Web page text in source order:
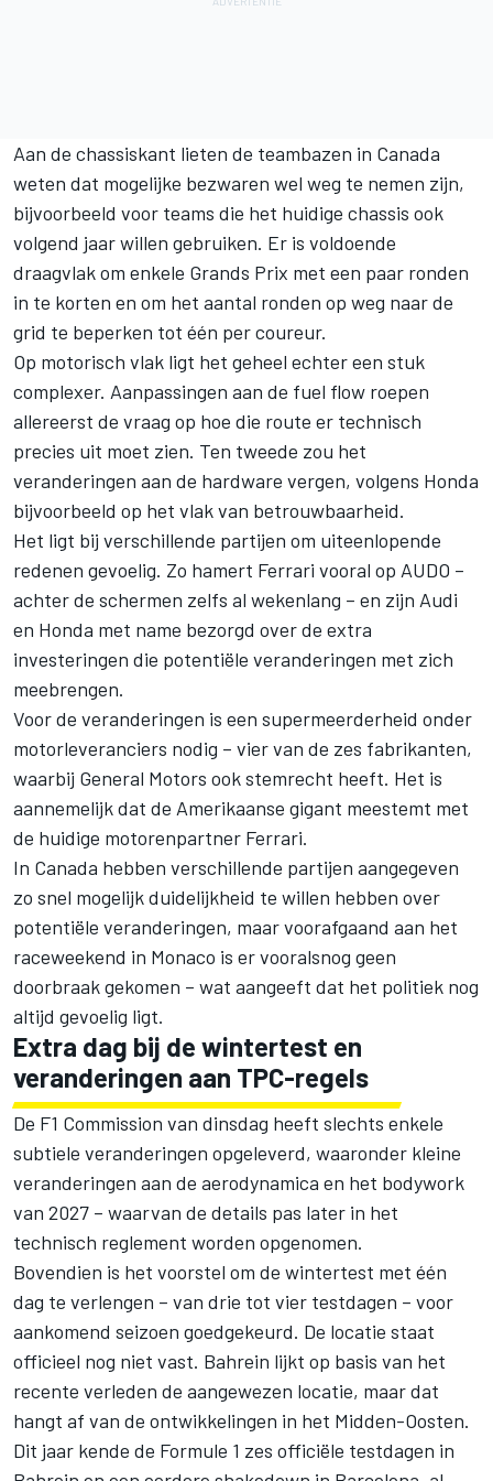
Aan de chassiskant lieten de teambazen in Canada
weten dat mogelijke bezwaren wel weg te nemen zijn,
bijvoorbeeld voor teams die het huidige chassis ook
volgend jaar willen gebruiken. Er is voldoende
draagvlak om enkele Grands Prix met een paar ronden
in te korten en om het aantal ronden op weg naar de
grid te beperken tot één per coureur.
Op motorisch vlak ligt het geheel echter een stuk
complexer. Aanpassingen aan de fuel flow roepen
allereerst de vraag op hoe die route er technisch
precies uit moet zien. Ten tweede zou het
veranderingen aan de hardware vergen, volgens Honda
bijvoorbeeld op het vlak van betrouwbaarheid.
Het ligt bij verschillende partijen om uiteenlopende
redenen gevoelig. Zo hamert Ferrari vooral op AUDO –
achter de schermen zelfs al wekenlang – en zijn Audi
en Honda met name bezorgd over de extra
investeringen die potentiële veranderingen met zich
meebrengen.
Voor de veranderingen is een supermeerderheid onder
motorleveranciers nodig – vier van de zes fabrikanten,
waarbij General Motors ook stemrecht heeft. Het is
aannemelijk dat de Amerikaanse gigant meestemt met
de huidige motorenpartner Ferrari.
In Canada hebben verschillende partijen aangegeven
zo snel mogelijk duidelijkheid te willen hebben over
potentiële veranderingen, maar voorafgaand aan het
raceweekend in Monaco is er vooralsnog geen
doorbraak gekomen – wat aangeeft dat het politiek nog
altijd gevoelig ligt.
Extra dag bij de wintertest en
veranderingen aan TPC-regels
De F1 Commission van dinsdag heeft slechts enkele
subtiele veranderingen opgeleverd, waaronder kleine
veranderingen aan de aerodynamica en het bodywork
van 2027 – waarvan de details pas later in het
technisch reglement worden opgenomen.
Bovendien is het voorstel om de wintertest met één
dag te verlengen – van drie tot vier testdagen – voor
aankomend seizoen goedgekeurd. De locatie staat
officieel nog niet vast. Bahrein lijkt op basis van het
recente verleden de aangewezen locatie, maar dat
hangt af van de ontwikkelingen in het Midden-Oosten.
Dit jaar kende de Formule 1 zes officiële testdagen in